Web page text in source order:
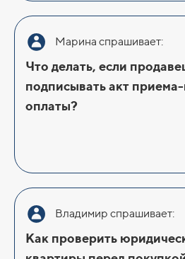
Марина спрашивает:
Что делать, если
подписывать акт
оплаты?
Владимир спрашивает:
Как проверить